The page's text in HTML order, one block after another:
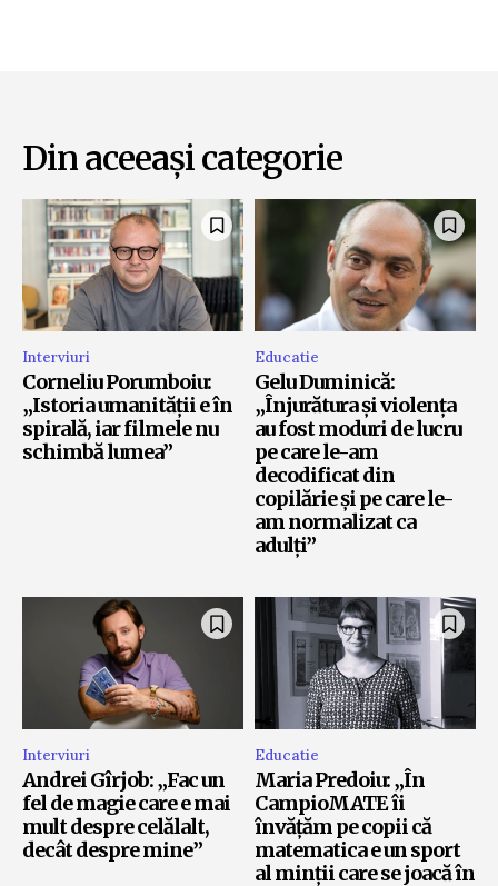
Din aceeași categorie
Interviuri
Corneliu Porumboiu:
„Istoria umanității e în
spirală, iar filmele nu
schimbă lumea”
Educatie
Gelu Duminică:
„Înjurătura și violența
au fost moduri de lucru
pe care le-am
decodificat din
copilărie și pe care le-
am normalizat ca
adulți”
Interviuri
Andrei Gîrjob: „Fac un
fel de magie care e mai
mult despre celălalt,
decât despre mine”
Educatie
Maria Predoiu: „În
CampioMATE îi
învățăm pe copii că
matematica e un sport
al minții care se joacă în